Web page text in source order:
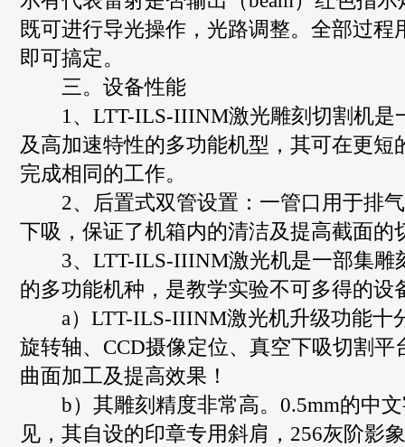
既可进行导光操作，光路调整。全部过程
即可搞定。
三。设备性能
1、LTT-ILS-IIINM激光雕刻切割机是
及高加速特性的多功能机型，其可在更短
完成相同的工作。
2、后置式双管设置：一管口用于排气
下吸，保证了机箱内的清洁及提高截面的
3、LTT-ILS-IIINM激光机是一部集雕
的多功能机种，是教学实验不可多得的设
a）LTT-ILS-IIINM激光机升级功能十
旋转轴、CCD摄像定位、真空下吸切割平
曲面加工及提高效果！
b）其雕刻精度非常高。0.5mm的中文
见，其自设的印章专用斜肩，256灰阶影